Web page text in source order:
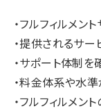
・フルフィルメン
・提供されるサ
・サポート体制を
・料金体系や水
・フルフィルメン